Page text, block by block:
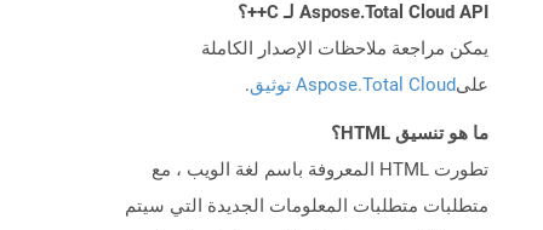
Aspose.Total Cloud API لـ C++؟
يمكن مراجعة ملاحظات الإصدار الكاملة
علىAspose.Total Cloud توثيق .
ما هو تنسيق HTML؟
تطورت HTML المعروفة باسم لغة الويب ، مع
متطلبات متطلبات المعلومات الجديدة التي سيتم